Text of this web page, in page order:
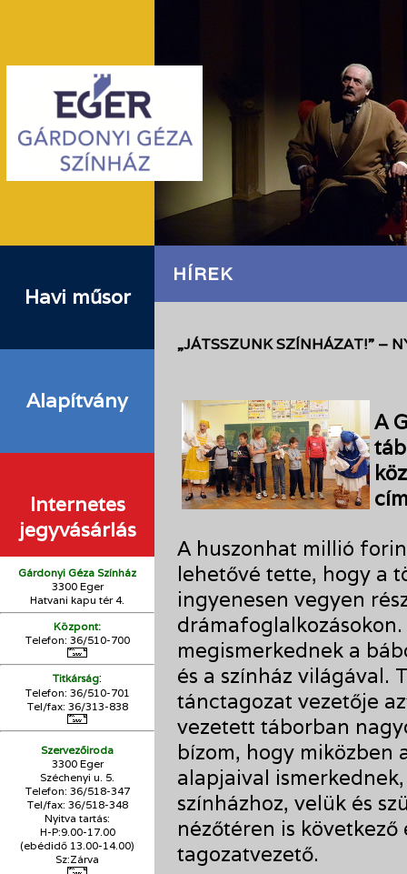
Havi műsor
Alapítvány
Internetes
jegyvásárlás
Gárdonyi Géza Színház
3300 Eger
Hatvani kapu tér 4.
Központ:
Telefon: 36/510-700
Titkárság:
Telefon: 36/510-701
Tel/fax: 36/313-838
Szervezőiroda
3300 Eger
Széchenyi u. 5.
Telefon: 36/518-347
Tel/fax: 36/518-348
Nyitva tartás:
H-P:9.00-17.00
(ebédidő 13.00-14.00)
Sz:Zárva
HÍREK
„JÁTSSZUNK SZÍNHÁZAT!” –
A
A huszonhat millió
lehetővé tette, hogy a
ingyenesen vegyen
megismerkednek a
és a színház világával.
tánctagozat vezetője
vezetett táborban
bízom, hogy miközben
alapjaival
színházhoz, velük és
nézőtéren is
tagozatvezető.